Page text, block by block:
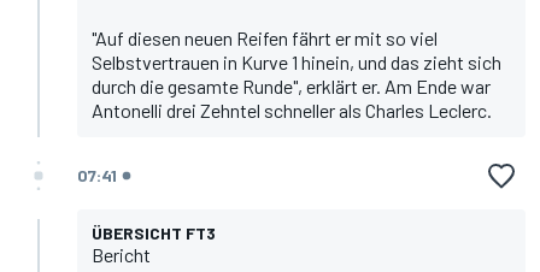
"Auf diesen neuen Reifen fährt er mit so viel
Selbstvertrauen in Kurve 1 hinein, und das zieht sich
durch die gesamte Runde", erklärt er. Am Ende war
Antonelli drei Zehntel schneller als Charles Leclerc.
07:41
ÜBERSICHT FT3
Bericht